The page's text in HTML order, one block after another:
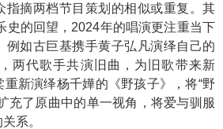
摘两档节目策划的相似或重复。其
史的回望，2024年的唱演更注重当下
例如古巨基携手黄子弘凡演绎自己的
两代歌手共演旧曲，为旧歌带来新
新演绎杨千嬅的《野孩子》，将“野
充了原曲中的单一视角，将爱与驯服
系。